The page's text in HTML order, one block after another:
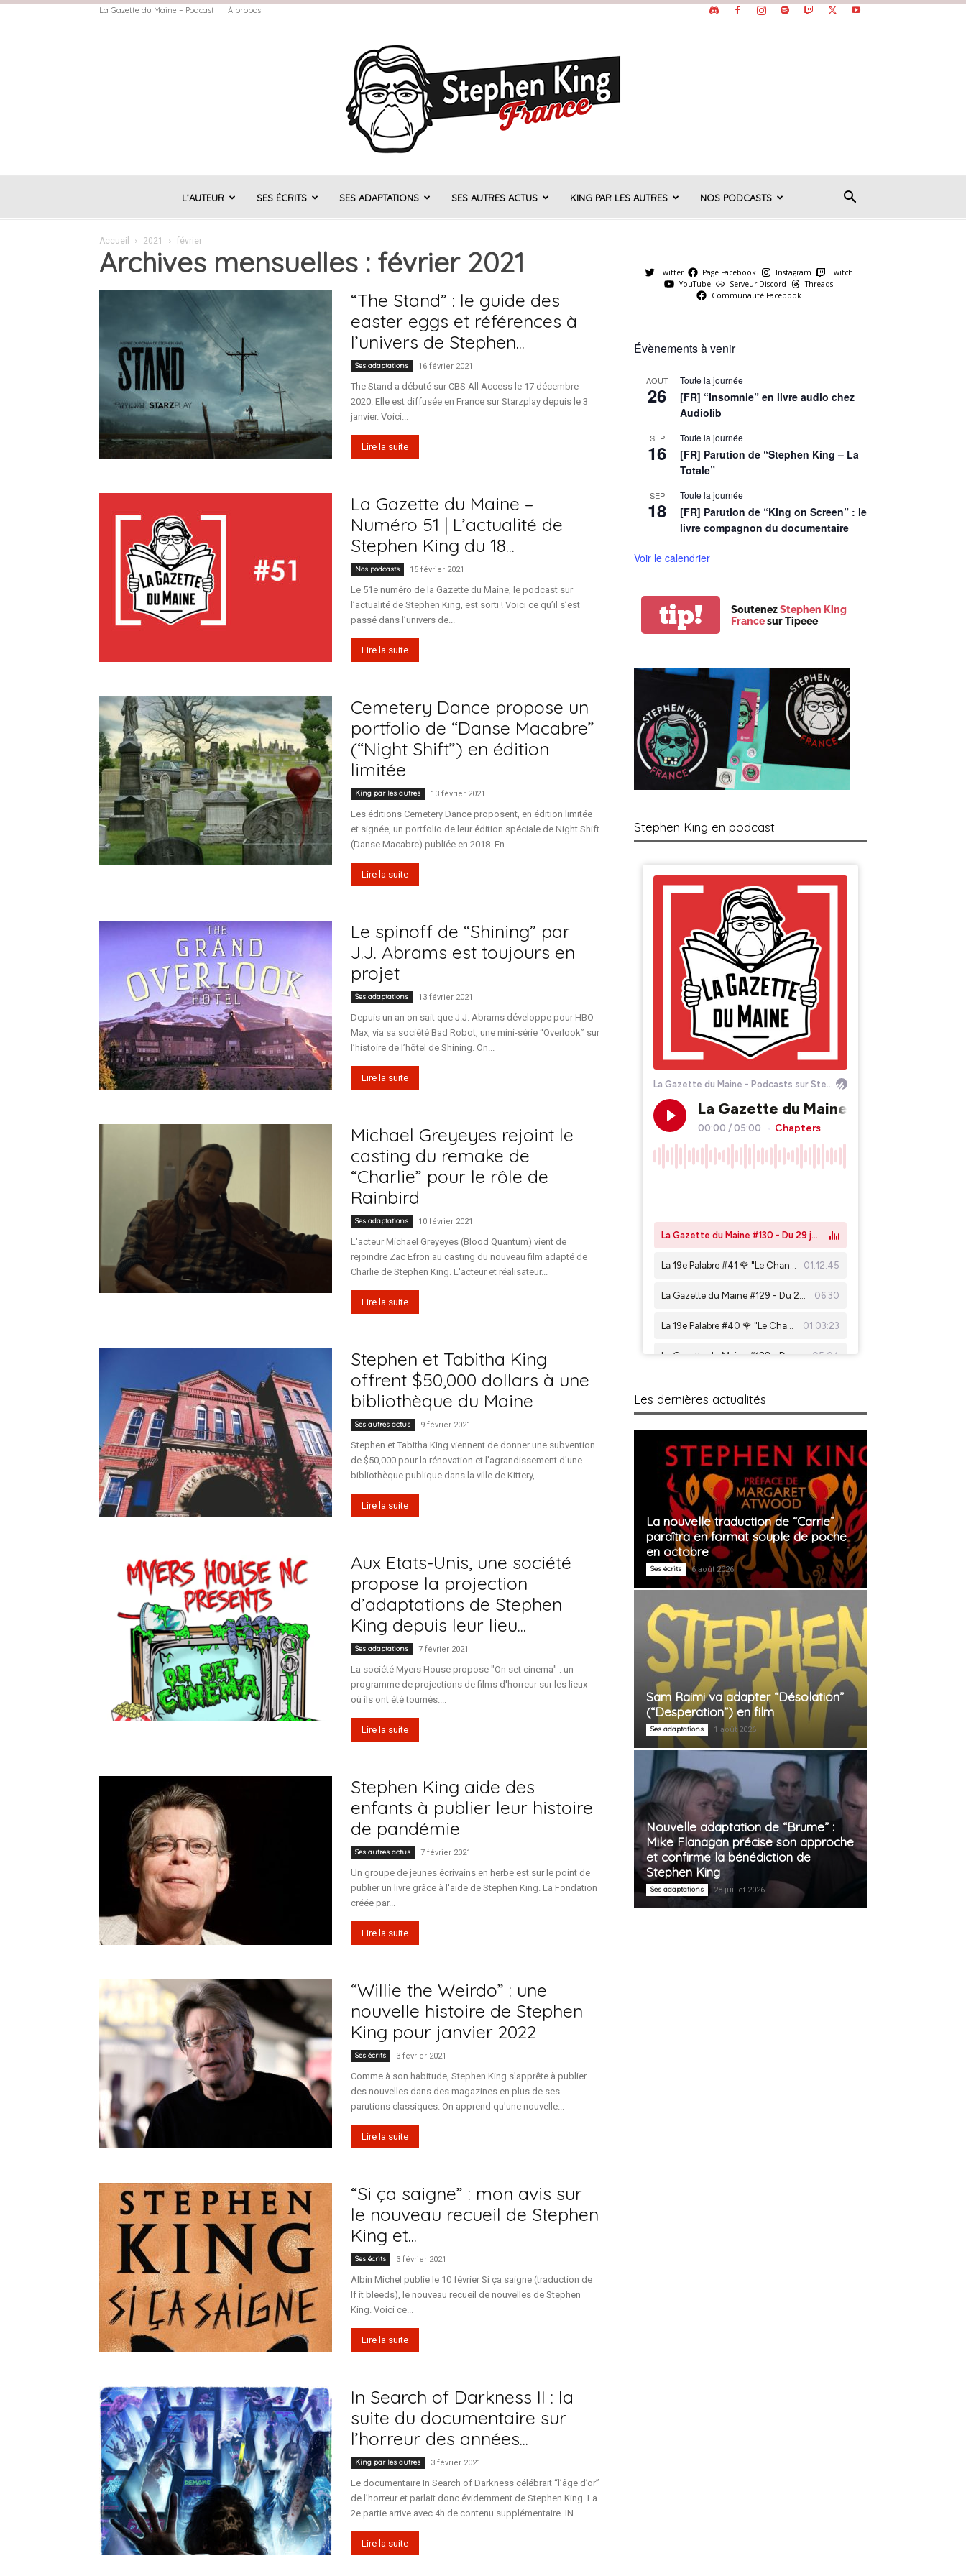
La Gazette du Maine – Podcast À propos
Stephen
King
France
L’AUTEUR SES ÉCRITS SES ADAPTATIONS SES AUTRES ACTUS KING PAR LES AUTRES NOS PODCASTS
Accueil 2021 février
Archives mensuelles : février 2021
“The Stand” : le guide des
easter eggs et références à
l’univers de Stephen...
Ses adaptations 16 février 2021
The Stand a débuté sur CBS All Access le 17 décembre
2020. Elle est diffusée en France sur Starzplay depuis le 3
janvier. Voici...
Lire la suite
La Gazette du Maine –
Numéro 51 | L’actualité de
Stephen King du 18...
Nos podcasts 15 février 2021
Le 51e numéro de la Gazette du Maine, le podcast sur
l’actualité de Stephen King, est sorti ! Voici ce qu’il s’est
passé dans l’univers de...
Lire la suite
Cemetery Dance propose un
portfolio de “Danse Macabre”
(“Night Shift”) en édition
limitée
King par les autres 13 février 2021
Les éditions Cemetery Dance proposent, en édition limitée
et signée, un portfolio de leur édition spéciale de Night Shift
(Danse Macabre) publiée en 2018. En...
Lire la suite
Le spinoff de “Shining” par
J.J. Abrams est toujours en
projet
Ses adaptations 13 février 2021
Depuis un an on sait que J.J. Abrams développe pour HBO
Max, via sa société Bad Robot, une mini-série “Overlook” sur
l’histoire de l’hôtel de Shining. On...
Lire la suite
Michael Greyeyes rejoint le
casting du remake de
“Charlie” pour le rôle de
Rainbird
Ses adaptations 10 février 2021
L'acteur Michael Greyeyes (Blood Quantum) vient de
rejoindre Zac Efron au casting du nouveau film adapté de
Charlie de Stephen King. L'acteur et réalisateur...
Lire la suite
Stephen et Tabitha King
offrent $50,000 dollars à une
bibliothèque du Maine
Ses autres actus 9 février 2021
Stephen et Tabitha King viennent de donner une subvention
de $50,000 pour la rénovation et l'agrandissement d'une
bibliothèque publique dans la ville de Kittery,...
Lire la suite
Aux Etats-Unis, une société
propose la projection
d’adaptations de Stephen
King depuis leur lieu...
Ses adaptations 7 février 2021
La société Myers House propose "On set cinema" : un
programme de projections de films d'horreur sur les lieux
où ils ont été tournés....
Lire la suite
Stephen King aide des
enfants à publier leur histoire
de pandémie
Ses autres actus 7 février 2021
Un groupe de jeunes écrivains en herbe est sur le point de
publier un livre grâce à l'aide de Stephen King. La Fondation
créée par...
Lire la suite
“Willie the Weirdo” : une
nouvelle histoire de Stephen
King pour janvier 2022
Ses écrits 3 février 2021
Comme à son habitude, Stephen King s'apprête à publier
des nouvelles dans des magazines en plus de ses
parutions classiques. On apprend qu'une nouvelle...
Lire la suite
“Si ça saigne” : mon avis sur
le nouveau recueil de Stephen
King et...
Ses écrits 3 février 2021
Albin Michel publie le 10 février Si ça saigne (traduction de
If it bleeds), le nouveau recueil de nouvelles de Stephen
King. Voici ce...
Lire la suite
In Search of Darkness II : la
suite du documentaire sur
l’horreur des années...
King par les autres 3 février 2021
Le documentaire In Search of Darkness célébrait “l’âge d’or”
de l’horreur et parlait donc évidemment de Stephen King. La
2e partie arrive avec 4h de contenu supplémentaire. IN...
Lire la suite
Twitter Page Facebook Instagram
Twitch
YouTube
Serveur Discord
Threads
Communauté Facebook
Évènements à venir
AOÛT
26
Toute la journée
[FR] “Insomnie” en livre audio chez
Audiolib
SEP
16
Toute la journée
[FR] Parution de “Stephen King – La
Totale”
SEP
18
Toute la journée
[FR] Parution de “King on Screen” : le
livre compagnon du documentaire
Voir le calendrier
tip! SoutenezStephen King
Francesur Tipeee
Stephen King en podcast
Les dernières actualités
La nouvelle traduction de “Carrie”
paraîtra en format souple de poche
en octobre
Ses écrits 6 août 2026
Sam Raimi va adapter “Désolation”
(“Desperation”) en film
Ses adaptations 1 août 2026
Nouvelle adaptation de “Brume” :
Mike Flanagan précise son approche
et confirme la bénédiction de
Stephen King
Ses adaptations 28 juillet 2026